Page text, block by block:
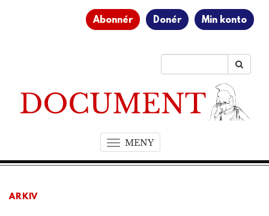
Abonnér Donér Min konto
MENYT
o
ARKIV